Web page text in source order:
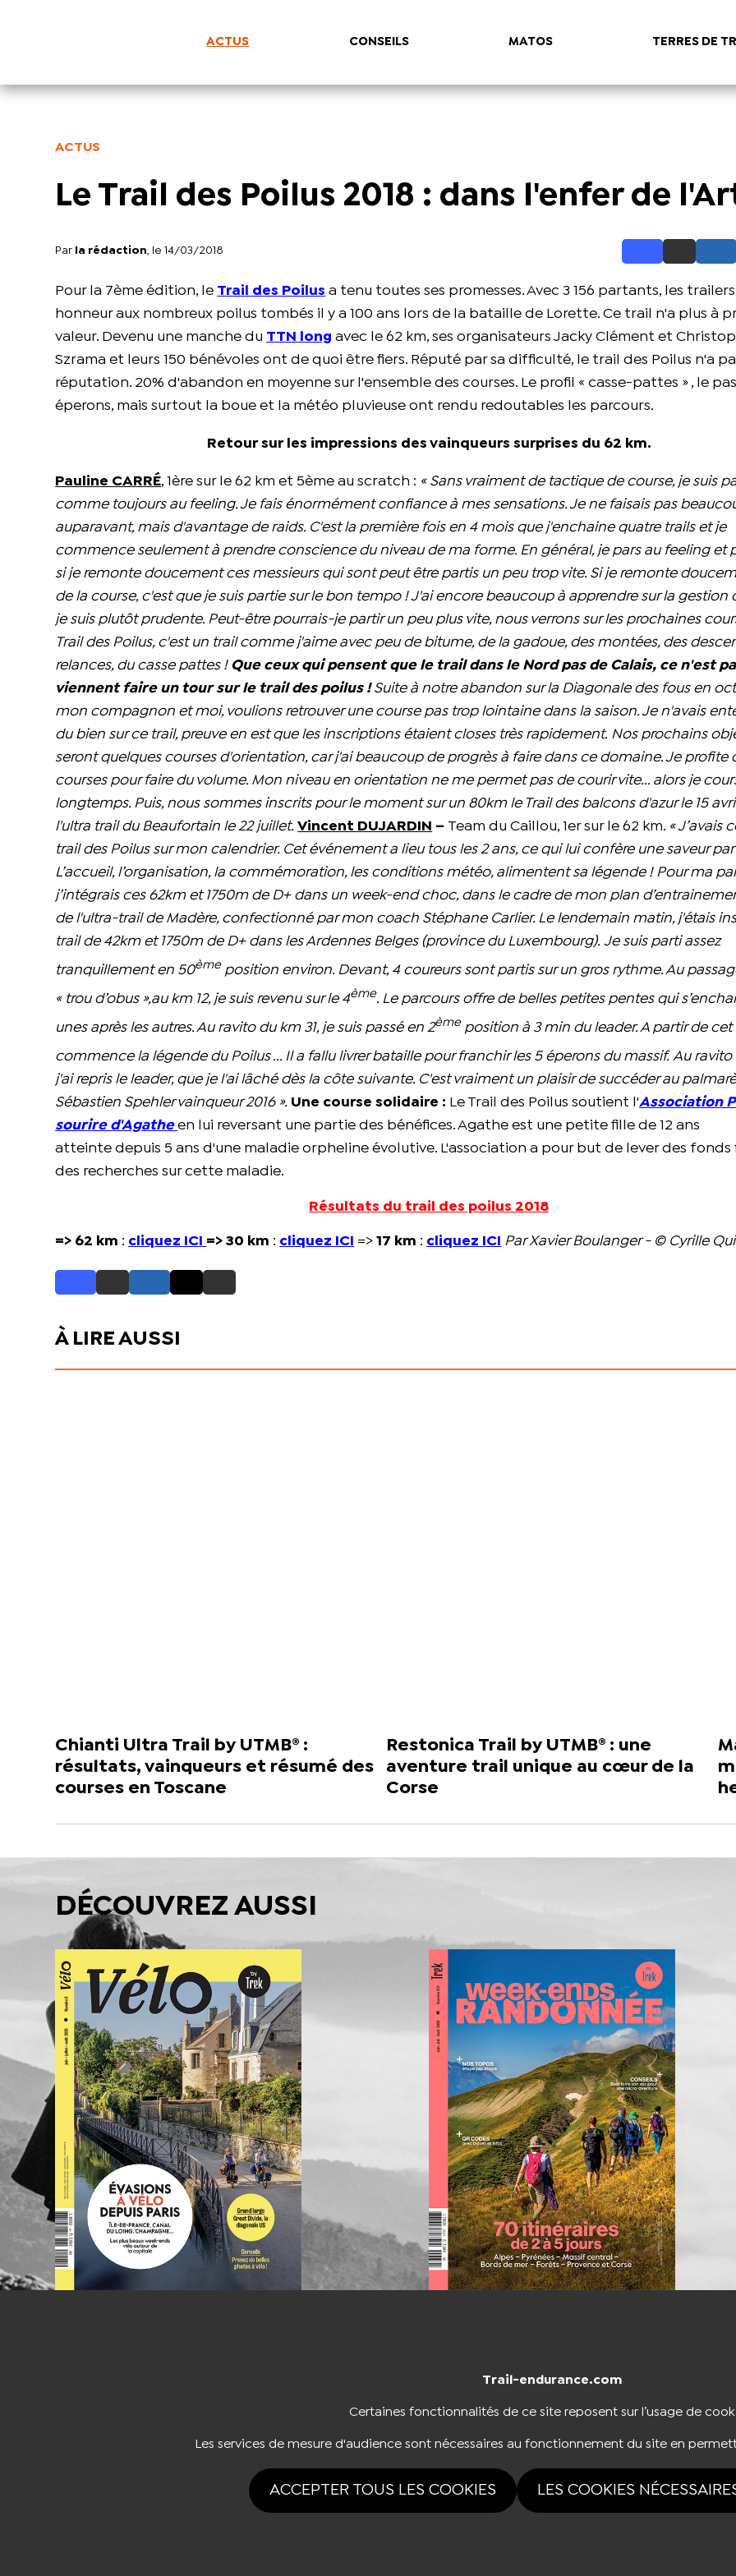
Trail-endurance.com
Certaines fonctionnalités de ce site reposent sur l’usage de
Les services de mesure d'audience sont nécessaires au fonctionnement du site en
ACCEPTER TOUS LES COOKIES LES COOKIES
ACTUS CONSEILS MATOS TERRES DE
ACTUS
Le Trail des Poilus 2018 : dans l'enfer de
Par la rédaction , le 14/03/2018
Pour la 7ème édition, le Trail des Poilus a tenu toutes ses promesses. Avec 3 156 partants, les
honneur aux nombreux poilus tombés il y a 100 ans lors de la bataille de Lorette. Ce trail n'a plus à
valeur. Devenu une manche du TTN long avec le 62 km, ses organisateurs Jacky Clément et
Szrama et leurs 150 bénévoles ont de quoi être fiers. Réputé par sa difficulté, le trail des Poilus n'a
réputation. 20% d'abandon en moyenne sur l'ensemble des courses. Le profil « casse-pattes » , le
éperons, mais surtout la boue et la météo pluvieuse ont rendu redoutables les parcours.
Retour sur les impressions des vainqueurs surprises du 62 km.
Pauline CARRÉ, 1ère sur le 62 km et 5ème au scratch : « Sans vraiment de tactique de course, je suis
comme toujours au feeling. Je fais énormément confiance à mes sensations. Je ne faisais pas
auparavant, mais d'avantage de raids. C'est la première fois en 4 mois que j'enchaine quatre trails et je
commence seulement à prendre conscience du niveau de ma forme. En général, je pars au feeling et
si je remonte doucement ces messieurs qui sont peut être partis un peu trop vite. Si je remonte
de la course, c'est que je suis partie sur le bon tempo ! J'ai encore beaucoup à apprendre sur la gestion
je suis plutôt prudente. Peut-être pourrais-je partir un peu plus vite, nous verrons sur les prochaines
Trail des Poilus, c'est un trail comme j'aime avec peu de bitume, de la gadoue, des montées, des
relances, du casse pattes ! Que ceux qui pensent que le trail dans le Nord pas de Calais, ce n'est
viennent faire un tour sur le trail des poilus ! Suite à notre abandon sur la Diagonale des fous en
mon compagnon et moi, voulions retrouver une course pas trop lointaine dans la saison. Je n'avais
du bien sur ce trail, preuve en est que les inscriptions étaient closes très rapidement. Nos prochains
seront quelques courses d'orientation, car j'ai beaucoup de progrès à faire dans ce domaine. Je profite
courses pour faire du volume. Mon niveau en orientation ne me permet pas de courir vite... alors je
longtemps. Puis, nous sommes inscrits pour le moment sur un 80km le Trail des balcons d'azur le 15
l'ultra trail du Beaufortain le 22 juillet. Vincent DUJARDIN – Team du Caillou, 1er sur le 62 km. « J’avais
trail des Poilus sur mon calendrier. Cet événement a lieu tous les 2 ans, ce qui lui confère une saveur
L’accueil, l’organisation, la commémoration, les conditions météo, alimentent sa légende ! Pour ma
j’intégrais ces 62km et 1750m de D+ dans un week-end choc, dans le cadre de mon plan
de l'ultra-trail de Madère, confectionné par mon coach Stéphane Carlier. Le lendemain matin, j'étais
trail de 42km et 1750m de D+ dans les Ardennes Belges (province du Luxembourg). Je suis parti assez
tranquillement en 50ème position environ. Devant, 4 coureurs sont partis sur un gros rythme. Au
« trou d’obus »,au km 12, je suis revenu sur le 4ème. Le parcours offre de belles petites pentes qui
unes après les autres. Au ravito du km 31, je suis passé en 2ème position à 3 min du leader. A partir de
commence la légende du Poilus ... Il a fallu livrer bataille pour franchir les 5 éperons du massif. Au ravito
j'ai repris le leader, que je l'ai lâché dès la côte suivante. C'est vraiment un plaisir de succéder au
Sébastien Spehler vainqueur 2016 ». Une course solidaire : Le Trail des Poilus soutient l'Association
sourire d'Agatheen lui reversant une partie des bénéfices. Agathe est une petite fille de 12 ans
atteinte depuis 5 ans d'une maladie orpheline évolutive. L'association a pour but de lever des fonds
des recherches sur cette maladie.
Résultats du trail des poilus 2018
=> 62 km : cliquez ICI => 30 km : cliquez ICI =>17 km : cliquez ICI Par Xavier Boulanger - © Cyrille
À LIRE AUSSI
Chianti Ultra Trail by UTMB® :
résultats, vainqueurs et résumé des
courses en Toscane
Restonica Trail by UTMB® : une
aventure trail unique au cœur de la
Corse
DÉCOUVREZ AUSSI
BOUTIQUE